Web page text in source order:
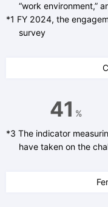
“work environment,”
*1 FY 2024, the
survey
41 %
*3 The indicator
have taken on the